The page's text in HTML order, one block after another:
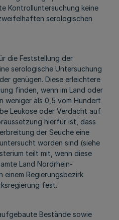
Kontrolluntersuchung keine
serologischen
die Feststellung der
serologische Untersuchung
genügen. Diese erleichtere
finden, wenn im Land oder
weniger als 0,5 vom Hundert
Leukose oder Verdacht auf
hierfür ist, dass
der Seuche eine
worden sind (siehe
teilt mit, wenn diese
Land Nordrhein-
Regierungsbezirk
fest.
Bestände sowie